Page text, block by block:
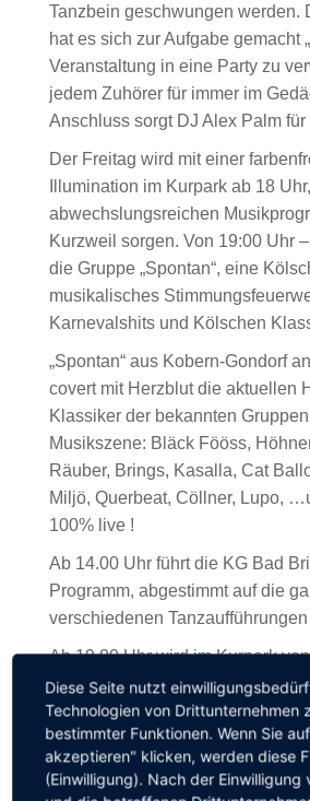
Tanzbein geschwungen werden.
hat es sich zur Aufgabe gemacht
Veranstaltung in eine Party zu
jedem Zuhörer für immer im
Anschluss sorgt DJ Alex Palm für
Der Freitag wird mit einer
Illumination im Kurpark ab 18
abwechslungsreichen
Kurzweil sorgen. Von 19:00 Uhr
die Gruppe „Spontan“, eine
musikalisches
Karnevalshits und Kölschen
„Spontan“ aus Kobern-Gondorf
covert mit Herzblut die aktuellen
Klassiker der bekannten
Musikszene: Bläck Fööss,
Räuber, Brings, Kasalla, Cat
Miljö, Querbeat, Cöllner, Lupo,
100% live !
Ab 14.00 Uhr führt die KG Bad
Programm, abgestimmt auf die
verschiedenen Tanzaufführungen
Ab 19.00 Uhr wird im Kurpark
überregional bekannte Tanz- und
„Skybagg“ ihr vielseitiges
und Partymusik, sowie kölscher
präsentieren.
Diese Seite nutzt
Technologien von Drittunternehmen
bestimmter Funktionen. Wenn Sie
akzeptieren" klicken, werden diese
(Einwilligung). Nach der Einwilligung